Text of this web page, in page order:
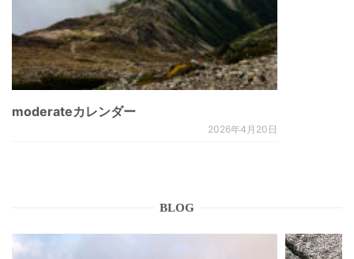
moderateカレンダー
2026年4月20日
BLOG